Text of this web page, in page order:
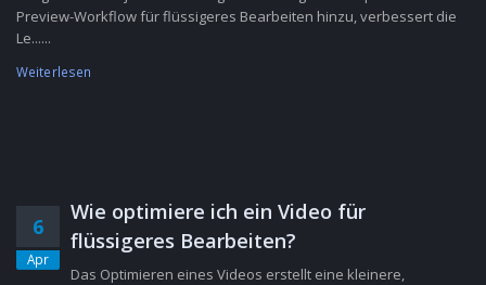
Preview-Workflow für flüssigeres Bearbeiten hinzu, verbessert die
Le......
Weiterlesen
6
Apr
Wie optimiere ich ein Video für
flüssigeres Bearbeiten?
Das Optimieren eines Videos erstellt eine kleinere,